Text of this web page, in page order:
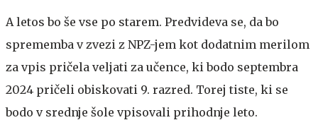
A letos bo še vse po starem. Predvideva se, da bo
sprememba v zvezi z NPZ-jem kot dodatnim merilom
za vpis pričela veljati za učence, ki bodo septembra
2024 pričeli obiskovati 9. razred. Torej tiste, ki se
bodo v srednje šole vpisovali prihodnje leto.